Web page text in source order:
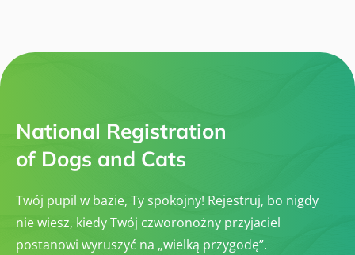
National Registration
of Dogs and Cats
Twój pupil w bazie, Ty spokojny! Rejestruj, bo nigdy
nie wiesz, kiedy Twój czworonożny przyjaciel
postanowi wyruszyć na „wielką przygodę”.